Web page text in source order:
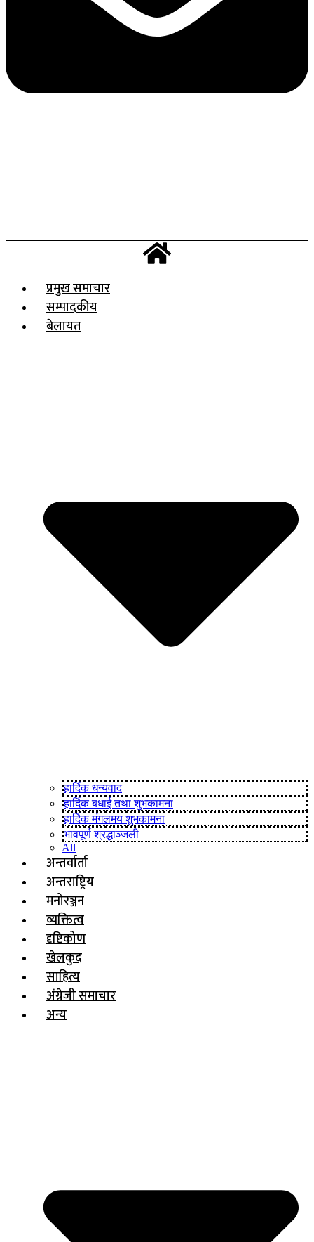
प्रमुख समाचार
सम्पादकीय
बेलायत
हार्दिक धन्यवाद
हार्दिक बधाई तथा शुभकामना
हार्दिक मंगलमय शुभकामना
भावपूर्ण श्रद्धाञ्जली
All
अन्तर्वार्ता
अन्तराष्ट्रिय
मनोरञ्जन
व्यक्तित्व
दृष्टिकोण
खेलकुद
साहित्य
अंग्रेजी समाचार
अन्य